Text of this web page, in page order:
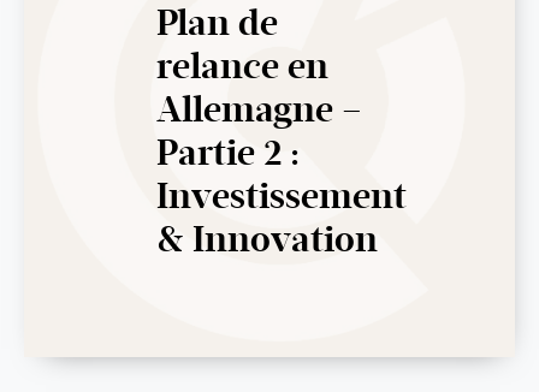
Plan de
relance en
Allemagne –
Partie 2 :
Investissement
& Innovation